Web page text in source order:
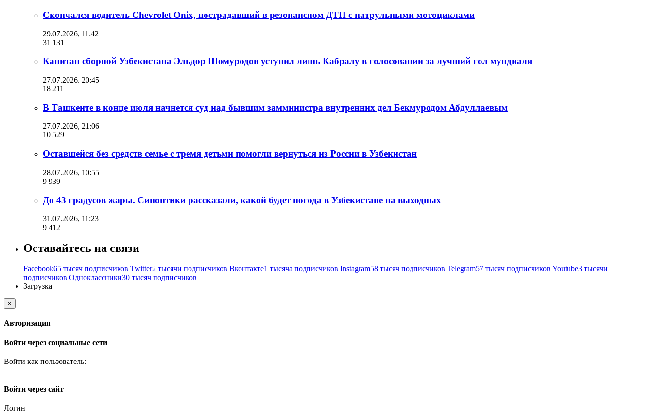
Скончался водитель Chevrolet Onix, пострадавший в резонансном ДТП с патрульными мотоциклами
29.07.2026, 11:42
31 131
Капитан сборной Узбекистана Эльдор Шомуродов уступил лишь Кабралу в голосовании за лучший гол мундиаля
27.07.2026, 20:45
18 211
В Ташкенте в конце июля начнется суд над бывшим замминистра внутренних дел Бекмуродом Абдуллаевым
27.07.2026, 21:06
10 529
Оставшейся без средств семье с тремя детьми помогли вернуться из России в Узбекистан
28.07.2026, 10:55
9 939
До 43 градусов жары. Синоптики рассказали, какой будет погода в Узбекистане на выходных
31.07.2026, 11:23
9 412
Оставайтесь на связи
Facebook65 тысяч подписчиков Twitter2 тысячи подписчиков Вконтакте1 тысяча подписчиков Instagram58 тысяч подписчиков Telegram57 тысяч подписчиков Youtube3 тысячи
подписчиков Одноклассники30 тысяч подписчиков
Загрузка
×
Авторизация
Войти через социальные сети
Войти как пользователь:
Войти через сайт
Логин